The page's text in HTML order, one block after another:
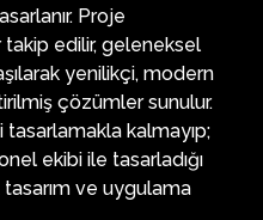
Proje
takip edilir, geleneksel
yenilikçi, modern
çözümler sunulur.
tasarlamakla kalmayıp;
ekibi ile tasarladığı
ve uygulama